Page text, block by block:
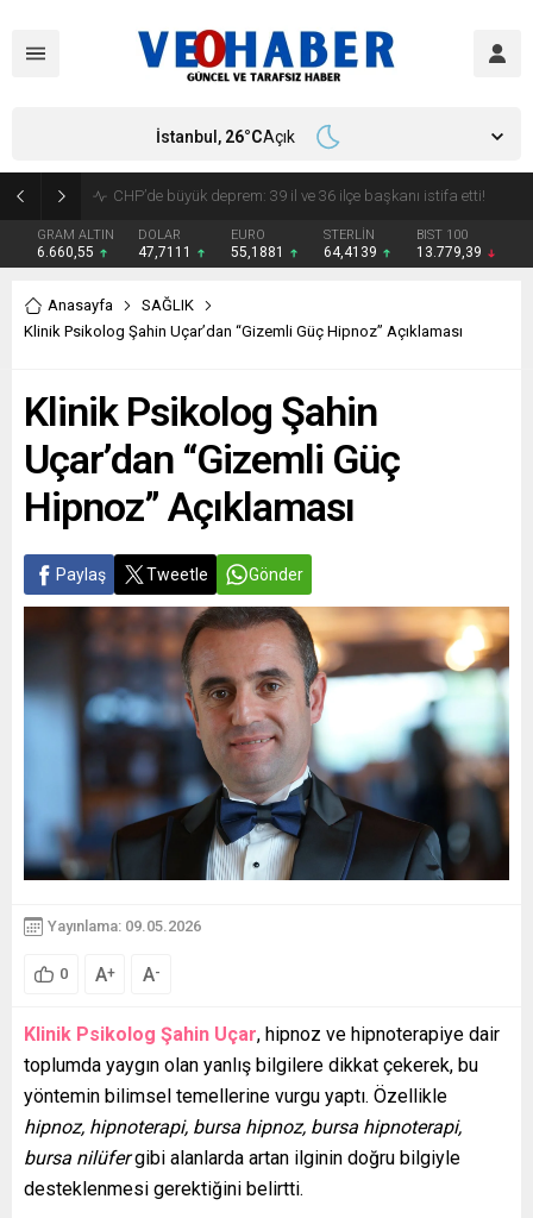
GRAM ALTIN
6.660,55
DOLAR
47,7111
EURO
55,1881
STERLİN
64,4139
BIST 100
13.779,39
İstanbul, 26°CAçık
Anasayfa
SAĞLIK
Klinik Psikolog Şahin Uçar’dan “Gizemli Güç Hipnoz” Açıklaması
Klinik Psikolog Şahin
Uçar’dan “Gizemli Güç
Hipnoz” Açıklaması
Paylaş Tweetle Gönder
Yayınlama: 09.05.2026
0 A+ A-
Klinik Psikolog Şahin Uçar, hipnoz ve hipnoterapiye dair
toplumda yaygın olan yanlış bilgilere dikkat çekerek, bu
yöntemin bilimsel temellerine vurgu yaptı. Özellikle
hipnoz, hipnoterapi, bursa hipnoz, bursa hipnoterapi,
bursa nilüfergibi alanlarda artan ilginin doğru bilgiyle
desteklenmesi gerektiğini belirtti.